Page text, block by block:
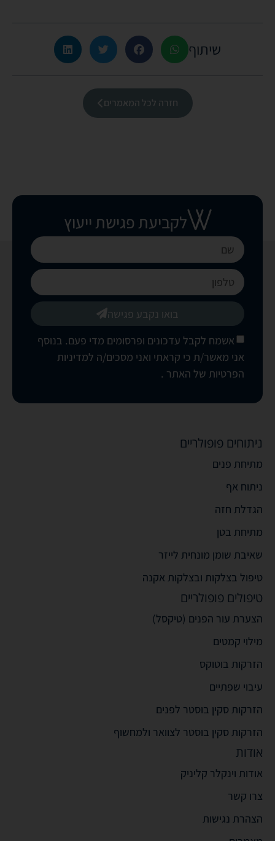
שיתוף
חזרה לכל המאמרים
לקביעת פגישת ייעוץ
אשמח לקבל עדכונים ופרסומים מדי פעם. בנוסף
אני מאשר/ת כי קראתי ואני מסכים/ה למדיניות
הפרטיות של האתר .
בואו נקבע פגישה
ניתוחים פופולריים
מתיחת פנים
ניתוח אף
הגדלת חזה
מתיחת בטן
שאיבת שומן מונחית לייזר
טיפול בצלקות ובצלקות אקנה
טיפולים פופולריים
הצערת עור הפנים (טיקסל)
מילוי קמטים
הזרקות בוטוקס
עיבוי שפתיים
הזרקות סקין בוסטר לפנים
הזרקות סקין בוסטר לצוואר ולמחשוף
אודות
אודות וינקלר קליניק
צרו קשר
הצהרת נגישות